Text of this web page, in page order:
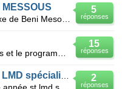
5
réponses
15
réponses
2
réponses